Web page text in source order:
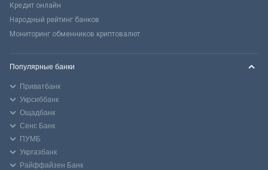
Кредит онлайн
Народный рейтинг банков
Мониторинг обменников криптовалют
Популярные банки
Приватбанк
Укрсиббанк
Ощадбанк
Сенс Банк
ПУМБ
Укргазбанк
Райффайзен Банк